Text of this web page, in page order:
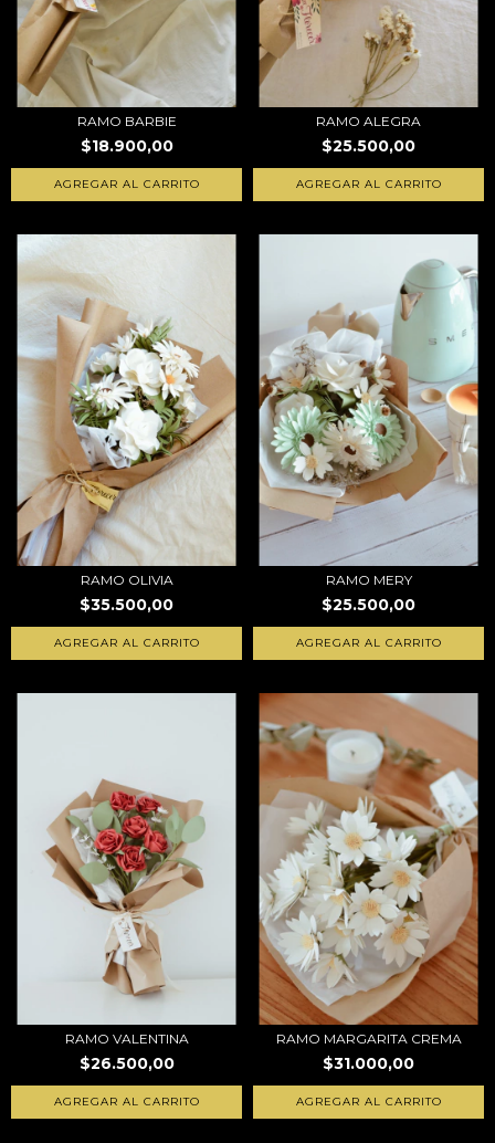
RAMO BARBIE
$18.900,00
RAMO ALEGRA
$25.500,00
RAMO OLIVIA
$35.500,00
RAMO MERY
$25.500,00
RAMO VALENTINA
$26.500,00
RAMO MARGARITA CREMA
$31.000,00
AGREGAR AL CARRITO